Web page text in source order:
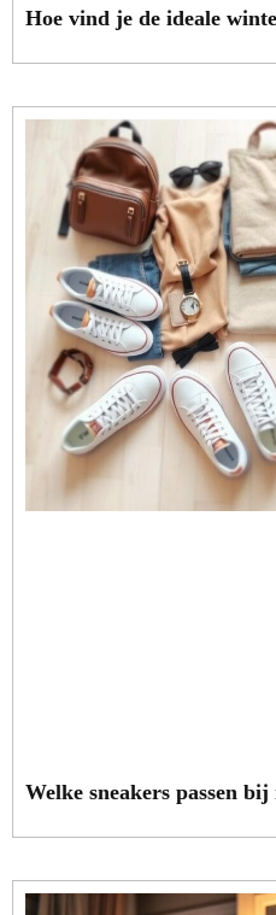
Hoe vind je de ideale
Welke sneakers passen